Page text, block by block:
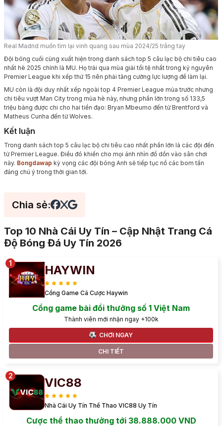
Real Madrid muốn tìm lại vinh quang sau mùa 2024/25 trắng tay
Đội bóng cuối cùng xuất hiện trong danh sách top 5 câu lạc bộ chi tiêu cao
nhất hè 2025 chính là MU. Họ trải qua mùa giải tồi tệ nhất trong kỷ nguyên
Premier League khi xếp thứ 15 nên phải tăng cường lực lượng để làm lại.
MU còn là đội duy nhất xếp ngoài top 4 Premier League mùa trước nhưng
chi tiêu vượt Man City trong mùa hè này, nhưng phần lớn trong số 133,5
triệu bảng được chi cho hai tiền đạo: Bryan Mbeumo đến từ Brentford và
Matheus Cunha đến từ Wolves.
Kết luận
Trong danh sách top 5 câu lạc bộ chi tiêu cao nhất phần lớn là các đội đến
từ Premier League. Điều đó khiến cho mọi ánh nhìn đổ dồn vào sân chơi
này. Bongdawap kỳ vọng các đội bóng Anh sẽ tiếp tục nổ các bom tấn
đáng chú ý trong thời gian tới.
Chia sẻ:
Top 10 Nhà Cái Uy Tín – Cập Nhật Trang Cá
Độ Bóng Đá Uy Tín 2026
HAYWIN
Cổng Game Cá Cược Haywin
Cổng game bài đổi thưởng số 1 Việt Nam
Thành viên mới nhận ngay +100k
CHƠI NGAY
CHI TIẾT
VIC88
Nhà Cái Uy Tín Thể Thao VIC88 Uy Tín
Cược thể thao thưởng tới 38.888.000 VND